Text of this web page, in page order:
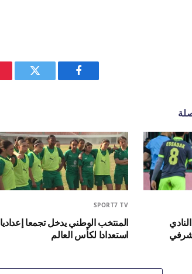
فيسبوك
تويتر
SPORT7 TV
المنتخب الوطني يدخل تجمعا إعداديا
استعدادا لكأس العالم